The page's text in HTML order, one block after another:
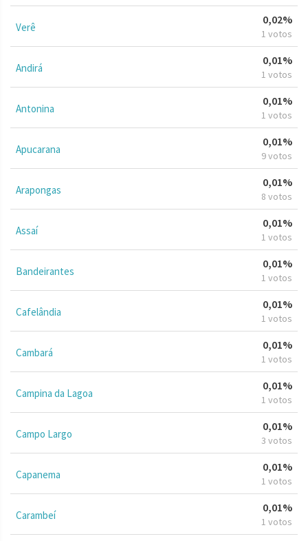
Verê
0,02%
1 votos
Andirá
0,01%
1 votos
Antonina
0,01%
1 votos
Apucarana
0,01%
9 votos
Arapongas
0,01%
8 votos
Assaí
0,01%
1 votos
Bandeirantes
0,01%
1 votos
Cafelândia
0,01%
1 votos
Cambará
0,01%
1 votos
Campina da Lagoa
0,01%
1 votos
Campo Largo
0,01%
3 votos
Capanema
0,01%
1 votos
Carambeí
0,01%
1 votos